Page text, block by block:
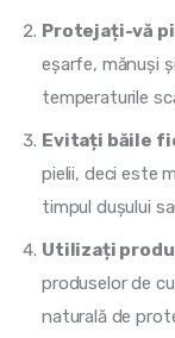
Protejați-vă
eșarfe, mănuși
temperaturile
Evitați băile
pielii, deci este
timpul dușului
Utilizați
produselor de
naturală de